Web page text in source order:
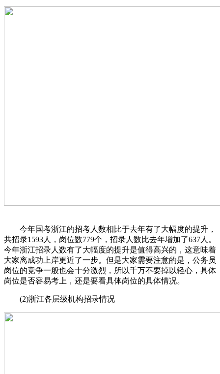
今年国考浙江的招考人数相比于去年有了大幅度的提升，
共招录1593人，岗位数779个，招录人数比去年增加了637人。
今年浙江招录人数有了大幅度的提升是值得高兴的，这意味着
大家离成功上岸更近了一步。但是大家需要注意的是，公务员
岗位的竞争一般也会十分激烈，所以千万不要掉以轻心，具体
岗位是否容易考上，还是要看具体岗位的具体情况。
(2)浙江各层级机构招录情况